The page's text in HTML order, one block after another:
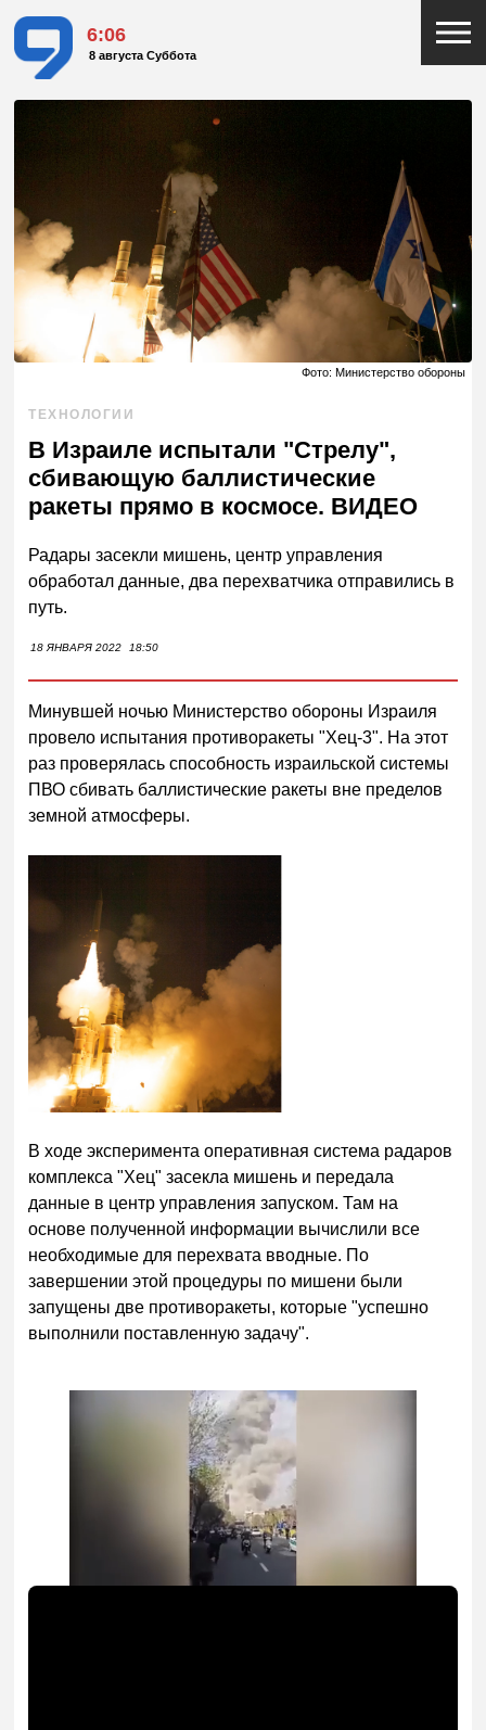
6:06
8 августа Суббота
Фото: Министерство обороны
ТЕХНОЛОГИИ
В Израиле испытали "Стрелу",
сбивающую баллистические
ракеты прямо в космосе. ВИДЕО
Радары засекли мишень, центр управления
обработал данные, два перехватчика отправились в
путь.
18 ЯНВАРЯ 2022 18:50
Минувшей ночью Министерство обороны Израиля
провело испытания противоракеты "Хец-3". На этот
раз проверялась способность израильской системы
ПВО сбивать баллистические ракеты вне пределов
земной атмосферы.
В ходе эксперимента оперативная система радаров
комплекса "Хец" засекла мишень и передала
данные в центр управления запуском. Там на
основе полученной информации вычислили все
необходимые для перехвата вводные. По
завершении этой процедуры по мишени были
запущены две противоракеты, которые "успешно
выполнили поставленную задачу".